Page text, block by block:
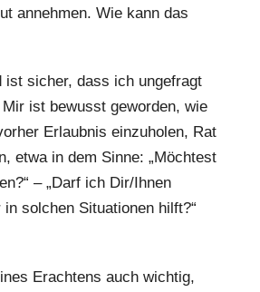
annehmen. Wie kann das
ist sicher, dass ich ungefragt
ist bewusst geworden, wie
Erlaubnis einzuholen, Rat
etwa in dem Sinne: „Möchtest
– „Darf ich Dir/Ihnen
solchen Situationen hilft?“
Erachtens auch wichtig,